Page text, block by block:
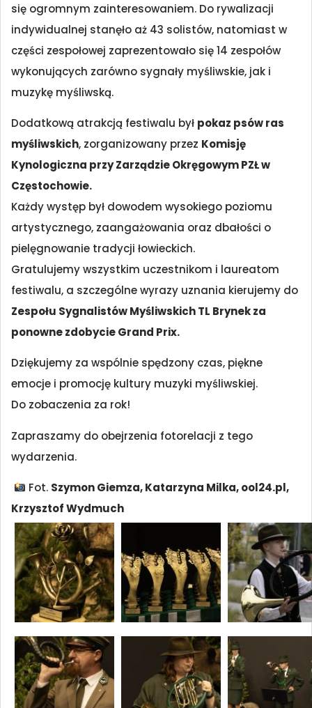
się ogromnym zainteresowaniem. Do rywalizacji
indywidualnej stanęło aż 43 solistów, natomiast w
części zespołowej zaprezentowało się 14 zespołów
wykonujących zarówno sygnały myśliwskie, jak i
muzykę myśliwską.
Dodatkową atrakcją festiwalu był pokaz psów ras
myśliwskich, zorganizowany przez Komisję
Kynologiczna przy Zarządzie Okręgowym PZŁ w
Częstochowie.
Każdy występ był dowodem wysokiego poziomu
artystycznego, zaangażowania oraz dbałości o
pielęgnowanie tradycji łowieckich.
Gratulujemy wszystkim uczestnikom i laureatom
festiwalu, a szczególne wyrazy uznania kierujemy do
Zespołu Sygnalistów Myśliwskich TL Brynek za
ponowne zdobycie Grand Prix.
Dziękujemy za wspólnie spędzony czas, piękne
emocje i promocję kultury muzyki myśliwskiej.
Do zobaczenia za rok!
Zapraszamy do obejrzenia fotorelacji z tego
wydarzenia.
Fot. Szymon Giemza, Katarzyna Milka, ool24.pl,
Krzysztof Wydmuch